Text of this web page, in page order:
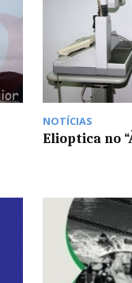
NOTÍCIAS
Elioptica no